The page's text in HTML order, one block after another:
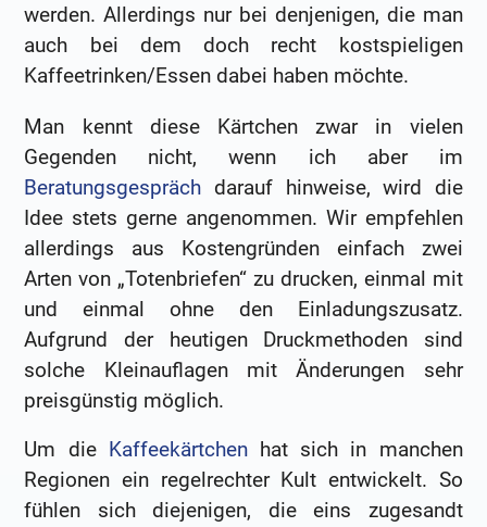
werden. Allerdings nur bei denjenigen, die man
auch bei dem doch recht kostspieligen
Kaffeetrinken/Essen dabei haben möchte.
Man kennt diese Kärtchen zwar in vielen
Gegenden nicht, wenn ich aber im
Beratungsgespräch darauf hinweise, wird die
Idee stets gerne angenommen. Wir empfehlen
allerdings aus Kostengründen einfach zwei
Arten von „Totenbriefen“ zu drucken, einmal mit
und einmal ohne den Einladungszusatz.
Aufgrund der heutigen Druckmethoden sind
solche Kleinauflagen mit Änderungen sehr
preisgünstig möglich.
Um die Kaffeekärtchenhat sich in manchen
Regionen ein regelrechter Kult entwickelt. So
fühlen sich diejenigen, die eins zugesandt